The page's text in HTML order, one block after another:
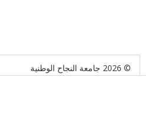
© 2026 جامعة النجاح الوطنية